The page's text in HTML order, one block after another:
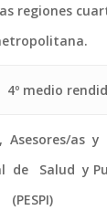
regiones
4º medio
Asesores/as
de Salud y
(PESPI)